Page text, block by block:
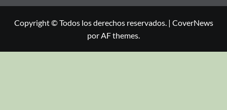
Copyright © Todos los derechos reservados. | CoverNews
por AF themes.